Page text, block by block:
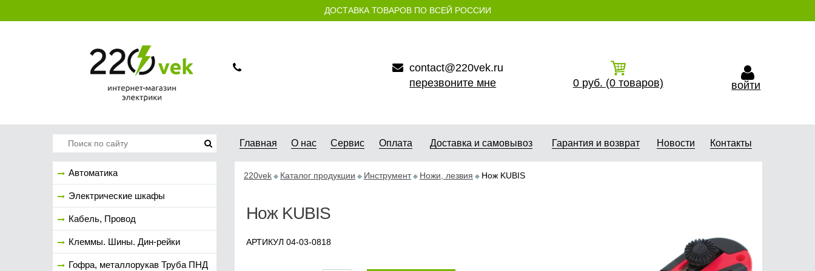
ДОСТАВКА ТОВАРОВ ПО ВСЕЙ РОССИИ
contact@220vek.ru
перезвоните мне
0 руб. (0 товаров) войти
Автоматика
Электрические шкафы
Кабель, Провод
Клеммы. Шины. Дин-рейки
Гофра, металлорукав Труба ПНД
Главная О нас Сервис Оплата Доставка и самовывоз Гарантия и возврат Новости Контакты
220vek Каталог продукции Инструмент Ножи, лезвия Нож KUBIS
Нож KUBIS
АРТИКУЛ 04-03-0818